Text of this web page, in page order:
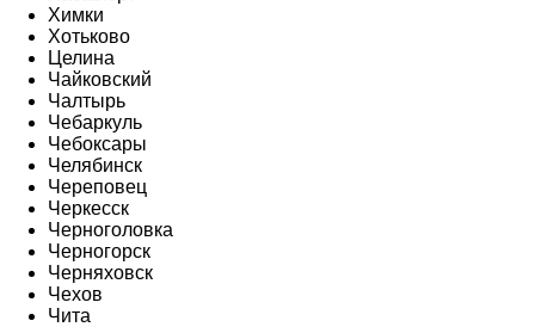
Химки
Хотьково
Целина
Чайковский
Чалтырь
Чебаркуль
Чебоксары
Челябинск
Череповец
Черкесск
Черноголовка
Черногорск
Черняховск
Чехов
Чита